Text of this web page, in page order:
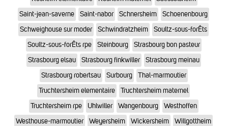
Saint-jean-saverne
Saint-nabor Schnersheim
Schoenenbourg
Schweighouse sur moder
Schwindratzheim
Soultz-sous-forÊts
Soultz-sous-forÊts rpe
Steinbourg
Strasbourg bon pasteur
Strasbourg elsau
Strasbourg finkwiller
Strasbourg meinau
Strasbourg robertsau
Surbourg
Thal-marmoutier
Truchtersheim elementaire
Truchtersheim maternel
Truchtersheim rpe
Uhlwiller Wangenbourg
Westhoffen
Westhouse-marmoutier
Weyersheim Wickersheim
Willgottheim